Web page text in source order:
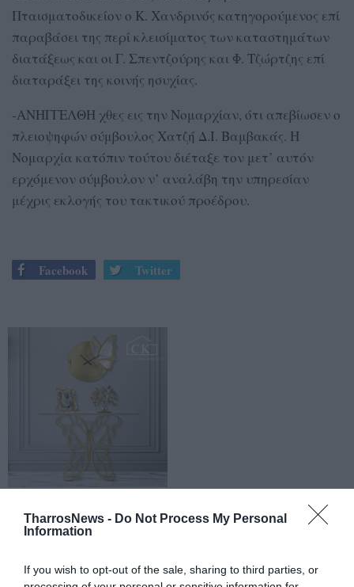
TharrosNews - Do Not Process My Personal
Information
If you wish to opt-out of the sale, sharing to third parties, or
Πταισματοδικείον ο Κ. Χανδρινός κατηγορούμενος επί
παραβάσει της περί κλεισίματος των καταστημάτων
διατάξεως και οι Γ. Σπεντζούρης και Φ. Τζώρτζης επί
διαταράξει της κοινής ησυχίας.
-ΑΝΗΓΓΕΛΘΗ χθες εις την Νομαρχίαν, ότι απεβίωσεν ο
πλειοψηφών σύμβουλος Χατζή Δ.Ι. Βαμβακάς. Η
Νομαρχία κατόπιν τούτου διέταξε τον μετ’ αυτόν
ερχόμενον σύμβουλον ν’ αναλάβη την υπηρεσίαν
μέχρις εκλογής του τακτικού προέδρου.
Facebook Twitter